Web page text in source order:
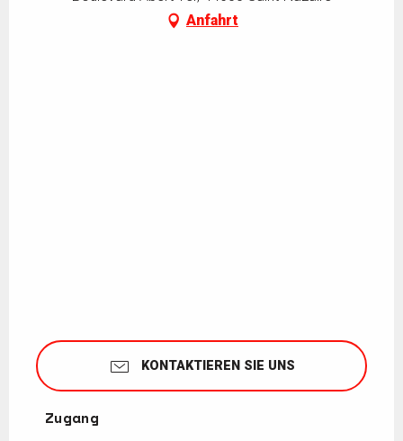
Anfahrt
KONTAKTIEREN SIE UNS
Zugang
Zugang